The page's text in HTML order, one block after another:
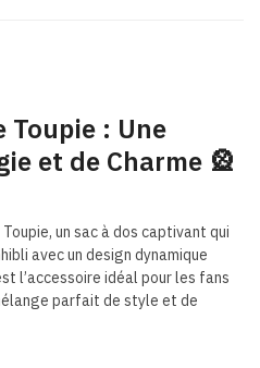
Toupie : Une
et de Charme 🎡
un sac à dos captivant qui
avec un design dynamique
l’accessoire idéal pour les fans
parfait de style et de